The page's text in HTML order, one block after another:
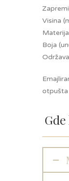
Visina
Boja
otpušta